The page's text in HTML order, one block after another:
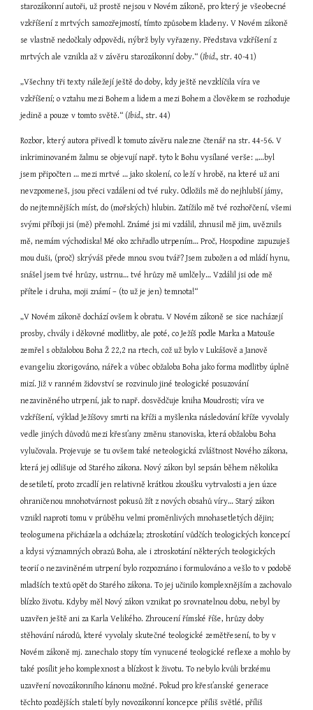
starozákonní autoři, už prostě nejsou v Novém zákoně, pro který je všeobecné
vzkříšení z mrtvých samozřejmostí, tímto způsobem kladeny. V Novém zákoně
se vlastně nedočkaly odpovědi, nýbrž byly vyřazeny. Představa vzkříšení z
mrtvých ale vznikla až v závěru starozákonní doby.“ (Ibid., str. 40-41)
„Všechny tři texty náležejí ještě do doby, kdy ještě nevzklíčila víra ve
vzkříšení; o vztahu mezi Bohem a lidem a mezi Bohem a člověkem se rozhoduje
jedině a pouze v tomto světě.“ (Ibid., str. 44)
Rozbor, který autora přivedl k tomuto závěru nalezne čtenář na str. 44-56. V
inkriminovaném žalmu se objevují např. tyto k Bohu vysílané verše: „…byl
jsem připočten … mezi mrtvé … jako skolení, co leží v hrobě, na které už ani
nevzpomeneš, jsou přeci vzdáleni od tvé ruky. Odložils mě do nejhlubší jámy,
do nejtemnějších míst, do (mořských) hlubin. Zatížilo mě tvé rozhořčení, všemi
svými příboji jsi (mě) přemohl. Známé jsi mi vzdálil, zhnusil mě jim, uvěznils
mě, nemám východiska! Mé oko zchřadlo utrpením… Proč, Hospodine zapuzuješ
mou duši, (proč) skrýváš přede mnou svou tvář? Jsem zubožen a od mládí hynu,
snášel jsem tvé hrůzy, ustrnu… tvé hrůzy mě umlčely… Vzdálil jsi ode mě
přítele i druha, moji známí – (to už je jen) temnota!“
„V Novém zákoně dochází ovšem k obratu. V Novém zákoně se sice nacházejí
prosby, chvály i děkovné modlitby, ale poté, co Ježíš podle Marka a Matouše
zemřel s obžalobou Boha Ž 22,2 na rtech, což už bylo v Lukášově a Janově
evangeliu zkorigováno, nářek a vůbec obžaloba Boha jako forma modlitby úplně
mizí. Již v ranném židovství se rozvinulo jiné teologické posuzování
nezaviněného utrpení, jak to např. dosvědčuje kniha Moudrosti; víra ve
vzkříšení, výklad Ježíšovy smrti na kříži a myšlenka následování kříže vyvolaly
vedle jiných důvodů mezi křesťany změnu stanoviska, která obžalobu Boha
vylučovala. Projevuje se tu ovšem také neteologická zvláštnost Nového zákona,
která jej odlišuje od Starého zákona. Nový zákon byl sepsán během několika
desetiletí, proto zrcadlí jen relativně krátkou zkoušku vytrvalosti a jen úzce
ohraničenou mnohotvárnost pokusů žít z nových obsahů víry… Starý zákon
vznikl naproti tomu v průběhu velmi proměnlivých mnohasetletých dějin;
teologumena přicházela a odcházela; ztroskotání vůdčích teologických koncepcí
a kdysi významných obrazů Boha, ale i ztroskotání některých teologických
teorií o nezaviněném utrpení bylo rozpoznáno i formulováno a vešlo to v podobě
mladších textů opět do Starého zákona. To jej učinilo komplexnějším a zachovalo
blízko životu. Kdyby měl Nový zákon vznikat po srovnatelnou dobu, nebyl by
uzavřen ještě ani za Karla Velikého. Zhroucení římské říše, hrůzy doby
stěhování národů, které vyvolaly skutečné teologické zemětřesení, to by v
Novém zákoně mj. zanechalo stopy tím vynucené teologické reflexe a mohlo by
také posílit jeho komplexnost a blízkost k životu. To nebylo kvůli brzkému
uzavření novozákonního kánonu možné. Pokud pro křesťanské generace
těchto pozdějších staletí byly novozákonní koncepce příliš světlé, příliš